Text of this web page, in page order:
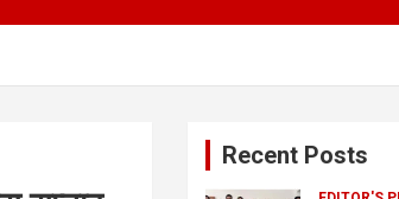
Recent Posts